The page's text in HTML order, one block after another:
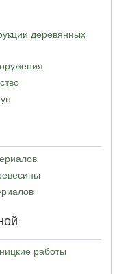
деревянных
работы